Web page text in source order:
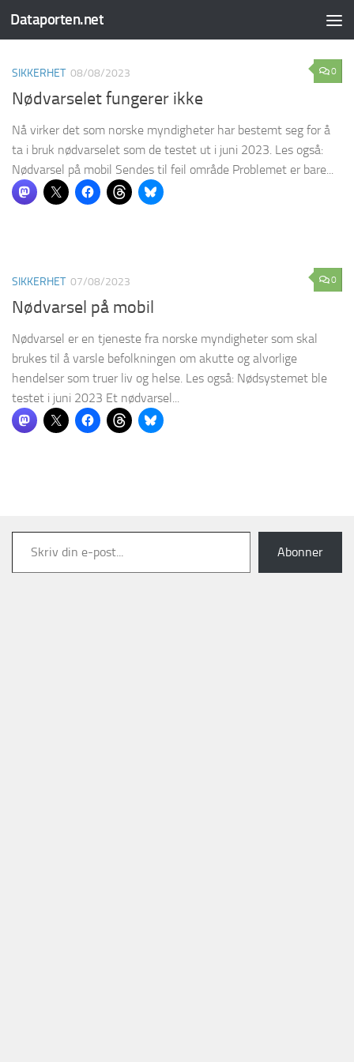
Skip to content
Dataporten.net
0
SIKKERHET 08/08/2023
Nødvarselet fungerer ikke
Nå virker det som norske myndigheter har bestemt seg for å
ta i bruk nødvarselet som de testet ut i juni 2023. Les også:
Nødvarsel på mobil Sendes til feil område Problemet er bare...
0
SIKKERHET 07/08/2023
Nødvarsel på mobil
Nødvarsel er en tjeneste fra norske myndigheter som skal
brukes til å varsle befolkningen om akutte og alvorlige
hendelser som truer liv og helse. Les også: Nødsystemet ble
testet i juni 2023 Et nødvarsel...
Skriv din e-post...
Abonner